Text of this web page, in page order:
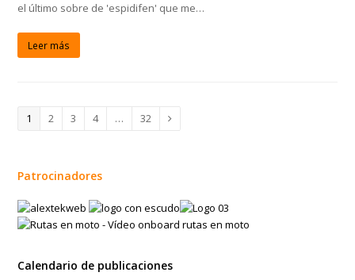
el último sobre de 'espidifen' que me…
Leer más
Page
1 Page
2 Page
3 Page
4 … Page
32
Patrocinadores
Calendario de publicaciones